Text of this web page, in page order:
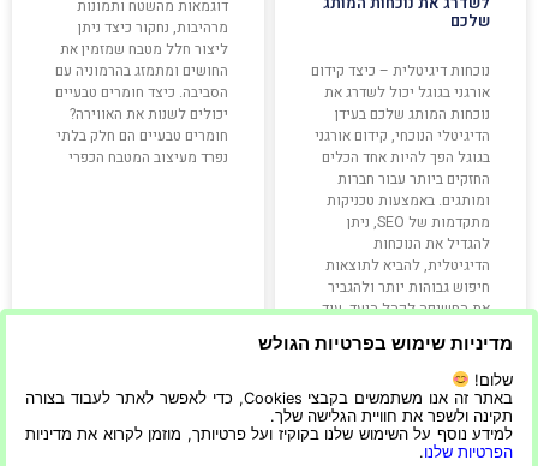
שלכם
נוכחות דיגיטלית – כיצד קידום
אורגני בגוגל יכול לשדרג את
נוכחות המותג שלכם בעידן
הדיגיטלי הנוכחי, קידום אורגני
בגוגל הפך להיות אחד הכלים
החזקים ביותר עבור חברות
ומותגים. באמצעות טכניקות
מתקדמות של SEO, ניתן
להגדיל את הנוכחות
הדיגיטלית, להביא לתוצאות
חיפוש גבוהות יותר ולהגביר
את החשיפה לקהל היעד. עוד
קרא עוד »
13/06/2025
דוגמאות מהשטח ותמונות
מרהיבות, נחקור כיצד ניתן
ליצור חלל מטבח שמזמין את
החושים ומתמזג בהרמוניה עם
הסביבה. כיצד חומרים טבעיים
יכולים לשנות את האווירה?
חומרים טבעיים הם חלק בלתי
נפרד מעיצוב המטבח הכפרי
קרא עוד »
מדיניות שימוש בפרטיות הגולש
שלום!
באתר זה אנו משתמשים בקבצי Cookies, כדי לאפשר לאתר לעבוד בצורה
תקינה ולשפר את חוויית הגלישה שלך.
למידע נוסף על השימוש שלנו בקוקיז ועל פרטיותך, מוזמן לקרוא את מדיניות
הפרטיות שלנו.